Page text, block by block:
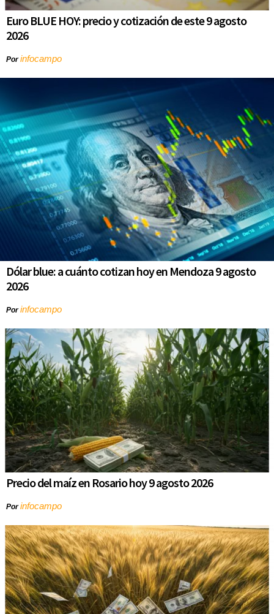
Euro BLUE HOY: precio y cotización de este 9 agosto
2026
Porinfocampo
Dólar blue: a cuánto cotizan hoy en Mendoza 9 agosto
2026
Porinfocampo
Precio del maíz en Rosario hoy 9 agosto 2026
Porinfocampo